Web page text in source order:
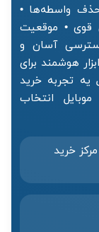
واسطه‌ها •
قوی • موقعیت
دسترسی آسان و
هوشمند برای
تجربه خرید
انتخاب
خرید‌